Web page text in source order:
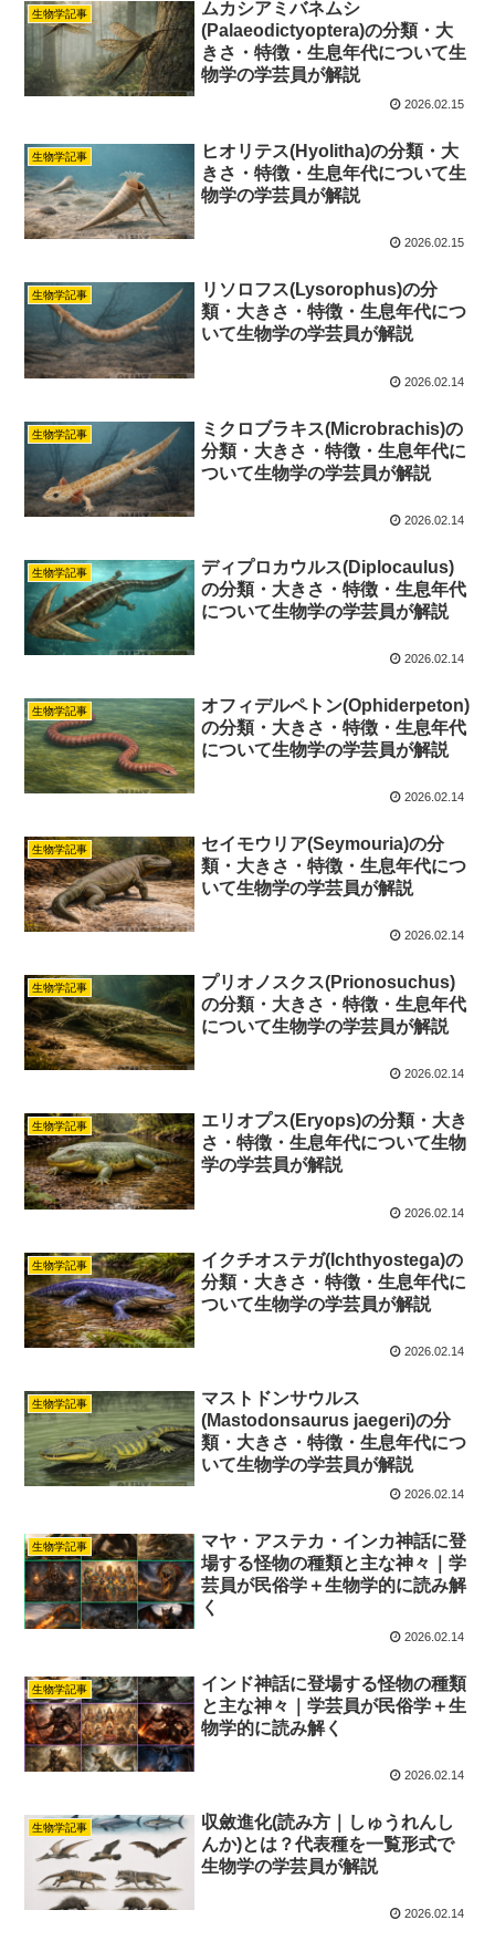
生物学記事
ムカシアミバネムシ
(Palaeodictyoptera)の分類・大
きさ・特徴・生息年代について生
物学の学芸員が解説
2026.02.15
生物学記事
ヒオリテス(Hyolitha)の分類・大
きさ・特徴・生息年代について生
物学の学芸員が解説
2026.02.15
生物学記事
リソロフス(Lysorophus)の分
類・大きさ・特徴・生息年代につ
いて生物学の学芸員が解説
2026.02.14
生物学記事
ミクロブラキス(Microbrachis)の
分類・大きさ・特徴・生息年代に
ついて生物学の学芸員が解説
2026.02.14
生物学記事
ディプロカウルス(Diplocaulus)
の分類・大きさ・特徴・生息年代
について生物学の学芸員が解説
2026.02.14
生物学記事
オフィデルペトン(Ophiderpeton)
の分類・大きさ・特徴・生息年代
について生物学の学芸員が解説
2026.02.14
生物学記事
セイモウリア(Seymouria)の分
類・大きさ・特徴・生息年代につ
いて生物学の学芸員が解説
2026.02.14
生物学記事
プリオノスクス(Prionosuchus)
の分類・大きさ・特徴・生息年代
について生物学の学芸員が解説
2026.02.14
生物学記事
エリオプス(Eryops)の分類・大き
さ・特徴・生息年代について生物
学の学芸員が解説
2026.02.14
生物学記事
イクチオステガ(Ichthyostega)の
分類・大きさ・特徴・生息年代に
ついて生物学の学芸員が解説
2026.02.14
生物学記事
マストドンサウルス
(Mastodonsaurus jaegeri)の分
類・大きさ・特徴・生息年代につ
いて生物学の学芸員が解説
2026.02.14
生物学記事
マヤ・アステカ・インカ神話に登
場する怪物の種類と主な神々｜学
芸員が民俗学＋生物学的に読み解
く
2026.02.14
生物学記事
インド神話に登場する怪物の種類
と主な神々｜学芸員が民俗学＋生
物学的に読み解く
2026.02.14
生物学記事
収斂進化(読み方｜しゅうれんし
んか)とは？代表種を一覧形式で
生物学の学芸員が解説
2026.02.14